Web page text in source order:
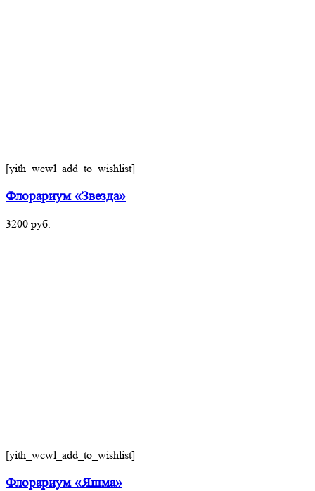
[yith_wcwl_add_to_wishlist]
Флорариум «Звезда»
3200 руб.
[yith_wcwl_add_to_wishlist]
Флорариум «Яшма»